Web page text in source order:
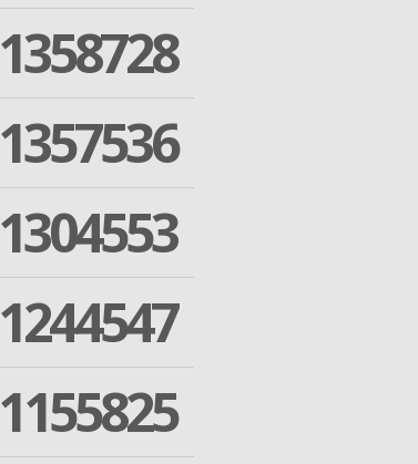
1358728
1357536
1304553
1244547
1155825